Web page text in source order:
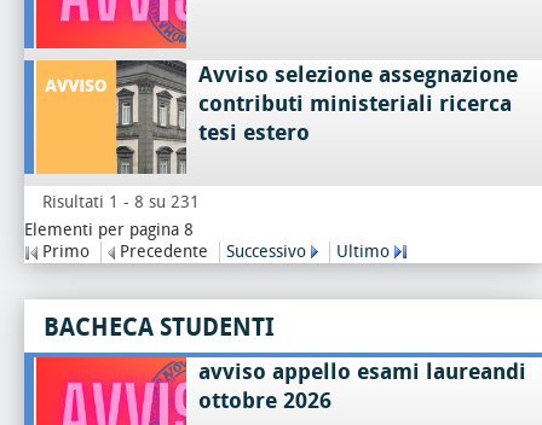
Avviso selezione assegnazione
contributi ministeriali ricerca
tesi estero
Risultati 1 - 8 su 231
Elementi per pagina 8
Primo
Precedente Successivo Ultimo
BACHECA STUDENTI
avviso appello esami laureandi
ottobre 2026